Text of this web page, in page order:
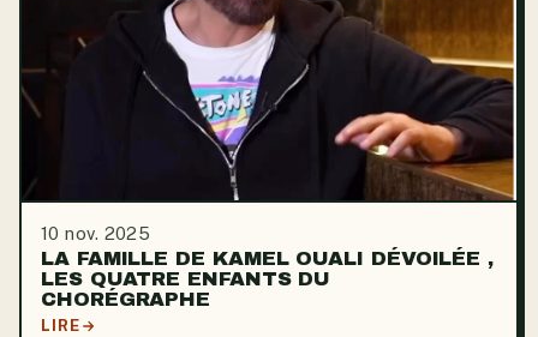
10 nov. 2025
LA FAMILLE DE KAMEL OUALI DÉVOILÉE ,
LES QUATRE ENFANTS DU
CHORÉGRAPHE
LIRE